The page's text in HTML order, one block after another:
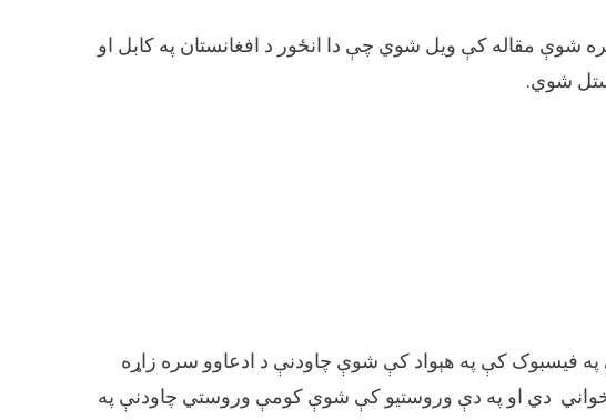
لخوا د ۲۰۲۵ کال د اکتوبر په ۱۵مه خپره شوې مقاله کې ویل شوي چې دا انځور د افغانستان په کابل او
شوي.
په فیسبوک کې په هېواد کې شوې چاودنې د ادعاوو سره زاړه
دي او په دې وروستيو کې شوې کومې وروستي چاودنې په